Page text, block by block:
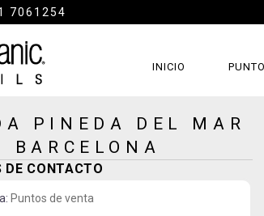
7061254
INICIO
PINEDA DEL MAR
BARCELONA
DE CONTACTO
Puntos de venta